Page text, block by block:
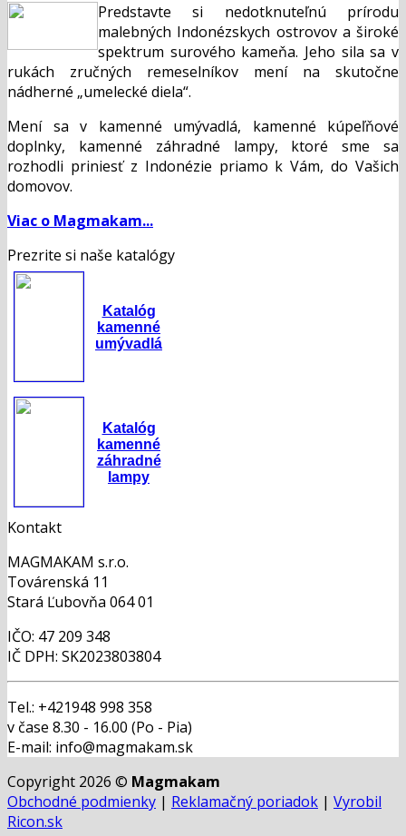
Predstavte si nedotknuteľnú prírodu
malebných Indonézskych ostrovov a široké
spektrum surového kameňa. Jeho sila sa v
rukách zručných remeselníkov mení na skutočne
nádherné „umelecké diela“.
Mení sa v kamenné umývadlá, kamenné kúpeľňové
doplnky, kamenné záhradné lampy, ktoré sme sa
rozhodli priniesť z Indonézie priamo k Vám, do Vašich
domovov.
Viac o Magmakam...
Prezrite si naše katalógy
Katalóg
kamenné
umývadlá
Katalóg
kamenné
záhradné
lampy
Kontakt
MAGMAKAM s.r.o.
Továrenská 11
Stará Ľubovňa 064 01
IČO: 47 209 348
IČ DPH: SK2023803804
Tel.: +421948 998 358
v čase 8.30 - 16.00 (Po - Pia)
E-mail: info@magmakam.sk
Copyright 2026 © Magmakam
Obchodné podmienky | Reklamačný poriadok | Vyrobil
Ricon.sk